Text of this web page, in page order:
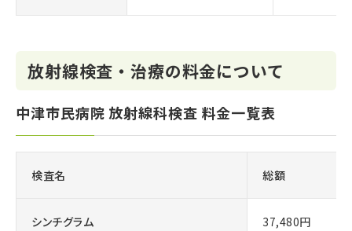
放射線検査・治療の料金について
中津市民病院 放射線科検査 料金一覧表
検査名 総額
シンチグラム
37,480円